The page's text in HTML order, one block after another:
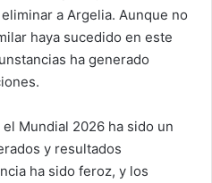
a Argelia. Aunque no
haya sucedido en este
ha generado
Mundial 2026 ha sido un
y resultados
ha sido feroz, y los